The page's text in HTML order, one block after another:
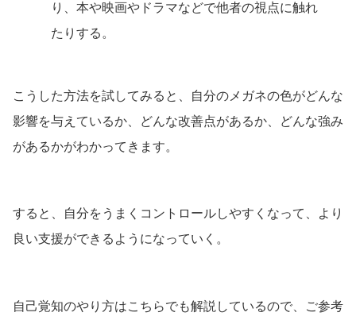
り、本や映画やドラマなどで他者の視点に触れ
たりする。
こうした方法を試してみると、自分のメガネの色がどんな
影響を与えているか、どんな改善点があるか、どんな強み
があるかがわかってきます。
すると、自分をうまくコントロールしやすくなって、より
良い支援ができるようになっていく。
自己覚知のやり方はこちらでも解説しているので、ご参考